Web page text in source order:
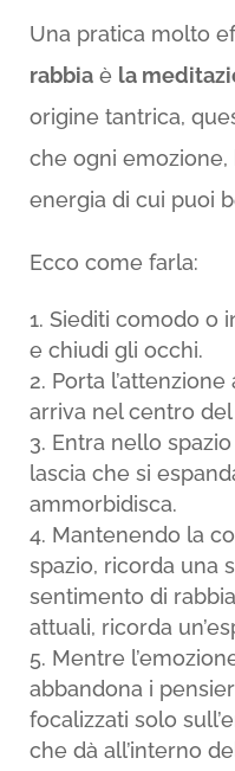
Una pratica molto
rabbiaè la
origine tantrica,
che ogni
energia di cui puoi
Ecco come farla:
Siediti comodo o
e chiudi gli occhi.
Porta
arriva nel centro
Entra nello
lascia che si
ammorbidisca.
Mantenendo la
spazio, ricorda una
sentimento di
attuali, ricorda
Mentre
abbandona i
focalizzati solo
che dà all’interno